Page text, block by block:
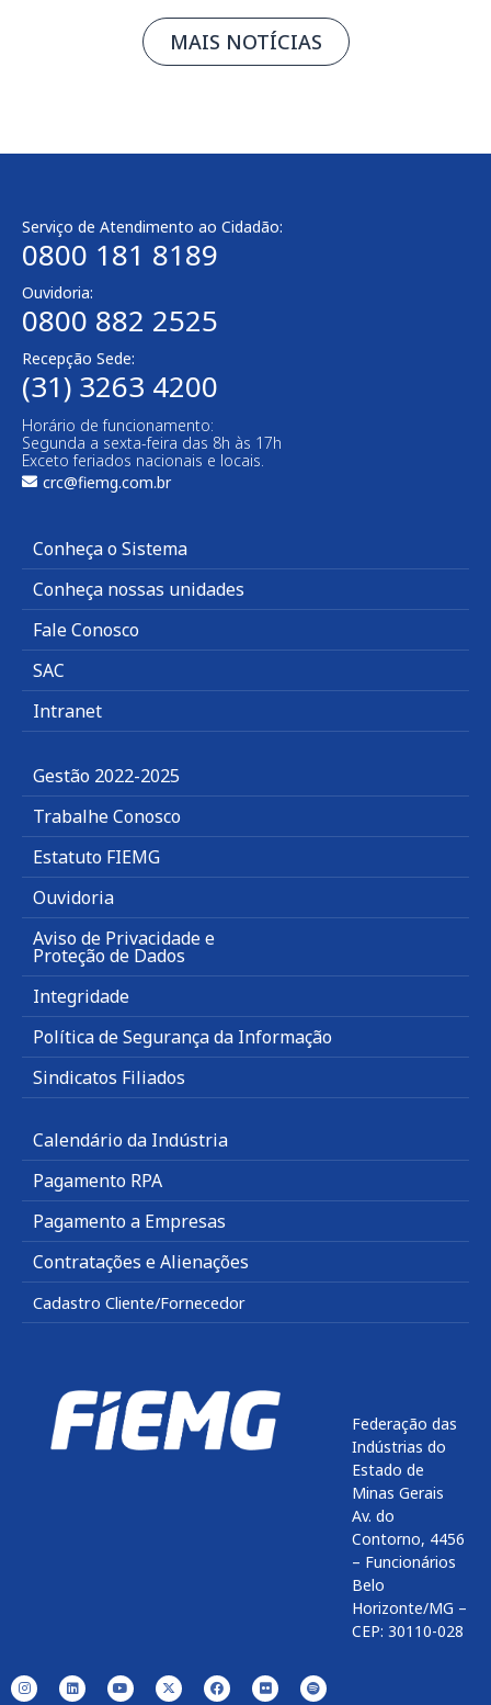
MAIS NOTÍCIAS
Serviço de Atendimento ao Cidadão:
0800 181 8189
Ouvidoria:
0800 882 2525
Recepção Sede:
(31) 3263 4200
Horário de funcionamento:
Segunda a sexta-feira das 8h às 17h
Exceto feriados nacionais e locais.
crc@fiemg.com.br
Conheça o Sistema
Conheça nossas unidades
Fale Conosco
SAC
Intranet
Gestão 2022-2025
Trabalhe Conosco
Estatuto FIEMG
Ouvidoria
Aviso de Privacidade e
Proteção de Dados
Integridade
Política de Segurança da Informação
Sindicatos Filiados
Calendário da Indústria
Pagamento RPA
Pagamento a Empresas
Contratações e Alienações
Cadastro Cliente/Fornecedor
Federação das
Indústrias do
Estado de
Minas Gerais
Av. do
Contorno, 4456
– Funcionários
Belo
Horizonte/MG –
CEP: 30110-028